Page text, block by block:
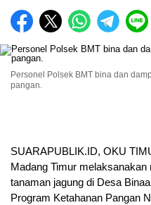
Personel Polsek BMT bina dan
pangan.
SUARAPUBLIK.ID, OKU
Madang Timur
tanaman jagung di Desa
Program Ketahanan Pangan